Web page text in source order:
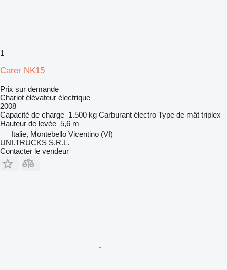
1
Carer NK15
Prix sur demande
Chariot élévateur électrique
2008
Capacité de charge 1.500 kg Carburant électro Type de mât triplex
Hauteur de levée 5,6 m
Italie, Montebello Vicentino (VI)
UNI.TRUCKS S.R.L.
Contacter le vendeur